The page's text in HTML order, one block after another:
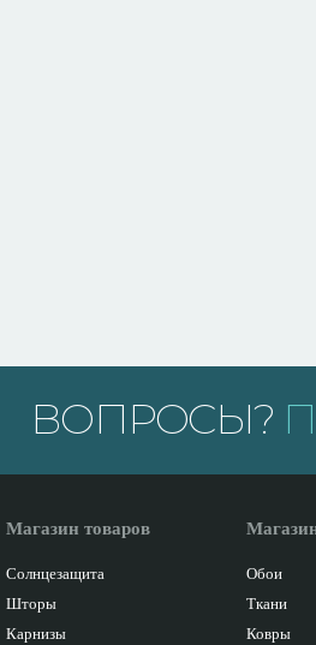
ВОПРОСЫ?
Магазин товаров
Солнцезащита
Шторы
Карнизы
Обои
Ткани
Ковры